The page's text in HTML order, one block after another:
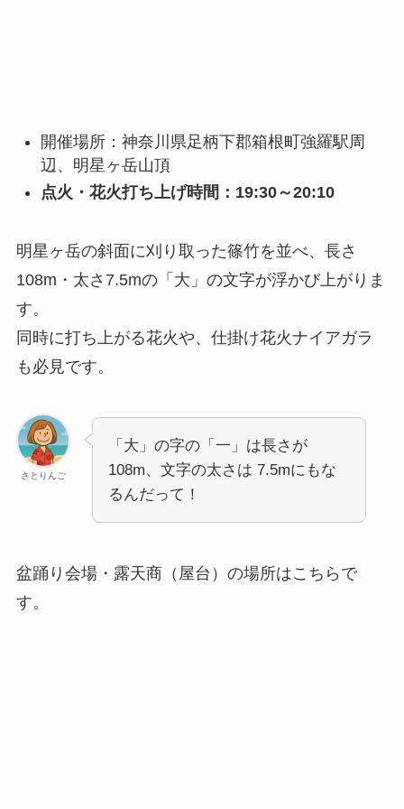
開催場所：神奈川県足柄下郡箱根町強羅駅周
辺、明星ヶ岳山頂
点火・花火打ち上げ時間：19:30～20:10
明星ヶ岳の斜面に刈り取った篠竹を並べ、長さ
108m・太さ7.5mの「大」の文字が浮かび上がりま
す。
同時に打ち上がる花火や、仕掛け花火ナイアガラ
も必見です。
さとりんご
「大」の字の「一」は長さが
108m、文字の太さは 7.5mにもな
るんだって！
盆踊り会場・露天商（屋台）の場所はこちらで
す。